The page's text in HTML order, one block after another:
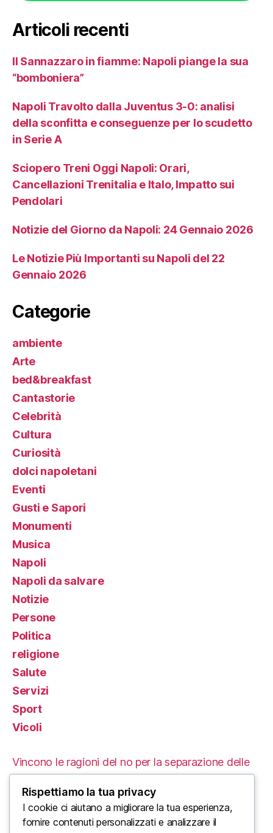
Articoli recenti
Il Sannazzaro in fiamme: Napoli piange la sua
“bomboniera”
Napoli Travolto dalla Juventus 3-0: analisi
della sconfitta e conseguenze per lo scudetto
in Serie A
Sciopero Treni Oggi Napoli: Orari,
Cancellazioni Trenitalia e Italo, Impatto sui
Pendolari
Notizie del Giorno da Napoli: 24 Gennaio 2026
Le Notizie Più Importanti su Napoli del 22
Gennaio 2026
Categorie
ambiente
Arte
bed&breakfast
Cantastorie
Celebrità
Cultura
Curiosità
dolci napoletani
Eventi
Gusti e Sapori
Monumenti
Musica
Napoli
Napoli da salvare
Notizie
Persone
Politica
religione
Salute
Servizi
Sport
Vicoli
Vincono le ragioni del no per la separazione delle
carriere
Le Proteste in Iran: Un’Analisi delle Cause e delle
Conseguenze Tragiche
Rispettiamo la tua privacy
I cookie ci aiutano a migliorare la tua esperienza,
fornire contenuti personalizzati e analizzare il